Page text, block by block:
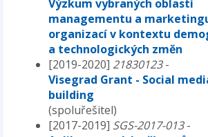
Výzkum vybraných oblastí
managementu a
organizací v kontextu
a technologických změn
[2019-2020] 21830123-
Visegrad Grant - Social
building
(spoluřešitel)
[2017-2019] SGS-2017-013-